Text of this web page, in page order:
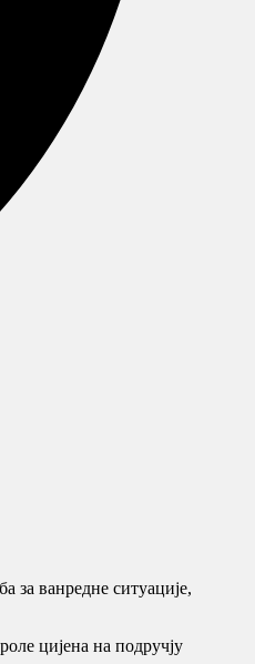
за ванредне ситуације,
цијена на подручју